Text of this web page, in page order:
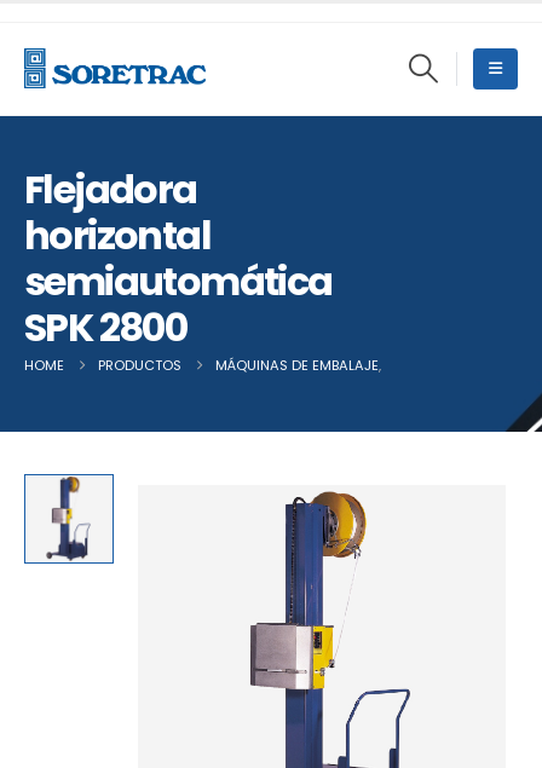
Flejadora
horizontal
semiautomática
SPK 2800
HOME PRODUCTOS MÁQUINAS DE EMBALAJE,